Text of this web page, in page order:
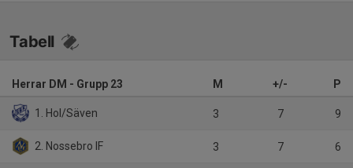
Tabell
Herrar DM - Grupp 23 M +/- P
1. Hol/Säven 3 7 9
2. Nossebro IF 3 7 6